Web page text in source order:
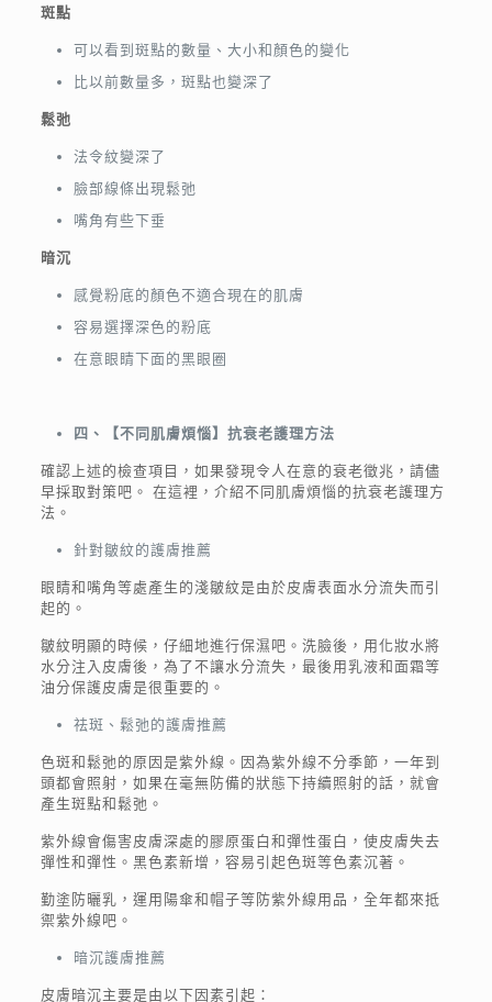
斑點
可以看到斑點的數量、大小和顏色的變化
比以前數量多，斑點也變深了
鬆弛
法令紋變深了
臉部線條出現鬆弛
嘴角有些下垂
暗沉
感覺粉底的顏色不適合現在的肌膚
容易選擇深色的粉底
在意眼睛下面的黑眼圈
四、【不同肌膚煩惱】抗衰老護理方法
確認上述的檢查項目，如果發現令人在意的衰老徵兆，請儘
早採取對策吧。 在這裡，介紹不同肌膚煩惱的抗衰老護理方
法。
針對皺紋的護膚推薦
眼睛和嘴角等處產生的淺皺紋是由於皮膚表面水分流失而引
起的。
皺紋明顯的時候，仔細地進行保濕吧。洗臉後，用化妝水將
水分注入皮膚後，為了不讓水分流失，最後用乳液和面霜等
油分保護皮膚是很重要的。
祛斑、鬆弛的護膚推薦
色斑和鬆弛的原因是紫外線。因為紫外線不分季節，一年到
頭都會照射，如果在毫無防備的狀態下持續照射的話，就會
產生斑點和鬆弛。
紫外線會傷害皮膚深處的膠原蛋白和彈性蛋白，使皮膚失去
彈性和彈性。黑色素新增，容易引起色斑等色素沉著。
勤塗防曬乳，運用陽傘和帽子等防紫外線用品，全年都來抵
禦紫外線吧。
暗沉護膚推薦
皮膚暗沉主要是由以下因素引起：